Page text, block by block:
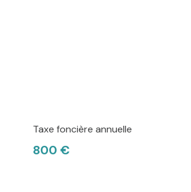
Taxe foncière annuelle
800 €